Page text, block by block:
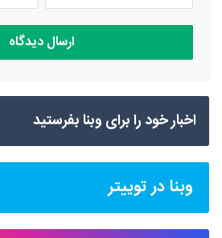
اخبار خود را برای وبنا بفرستید
وبنا در توییتر